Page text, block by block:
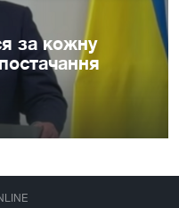
за кожну